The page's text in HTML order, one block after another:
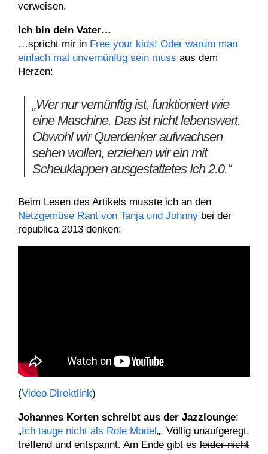
verweisen.
Ich bin dein Vater…
…spricht mir in Free your kids! Oder warum man
einfach mal unvernünftig sein muss aus dem
Herzen:
„Wer nur vernünftig ist, funktioniert wie
eine Maschine. Das ist nicht lebenswert.
Obwohl wir Querdenker aufwachsen
sehen wollen, erziehen wir ein mit
Scheuklappen ausgestattetes Ich 2.0.“
Beim Lesen des Artikels musste ich an den
Netzgemüse Rant von Tanja und Johnny bei der
republica 2013 denken:
(Video Direktlink)
Johannes Korten schreibt aus der Jazzlounge:
„Ich tauge nicht als Role Model„. Völlig unaufgeregt,
treffend und entspannt. Am Ende gibt es leider nicht